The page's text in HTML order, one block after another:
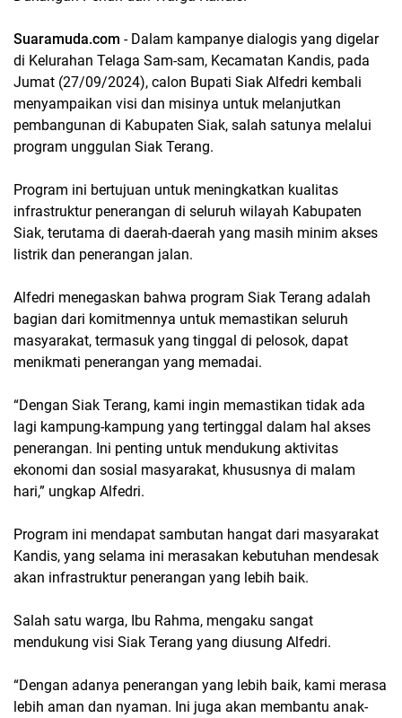
Suaramuda.com - Dalam kampanye dialogis yang digelar
di Kelurahan Telaga Sam-sam, Kecamatan Kandis, pada
Jumat (27/09/2024), calon Bupati Siak Alfedri kembali
menyampaikan visi dan misinya untuk melanjutkan
pembangunan di Kabupaten Siak, salah satunya melalui
program unggulan Siak Terang.
Program ini bertujuan untuk meningkatkan kualitas
infrastruktur penerangan di seluruh wilayah Kabupaten
Siak, terutama di daerah-daerah yang masih minim akses
listrik dan penerangan jalan.
Alfedri menegaskan bahwa program Siak Terang adalah
bagian dari komitmennya untuk memastikan seluruh
masyarakat, termasuk yang tinggal di pelosok, dapat
menikmati penerangan yang memadai.
“Dengan Siak Terang, kami ingin memastikan tidak ada
lagi kampung-kampung yang tertinggal dalam hal akses
penerangan. Ini penting untuk mendukung aktivitas
ekonomi dan sosial masyarakat, khususnya di malam
hari,” ungkap Alfedri.
Program ini mendapat sambutan hangat dari masyarakat
Kandis, yang selama ini merasakan kebutuhan mendesak
akan infrastruktur penerangan yang lebih baik.
Salah satu warga, Ibu Rahma, mengaku sangat
mendukung visi Siak Terang yang diusung Alfedri.
“Dengan adanya penerangan yang lebih baik, kami merasa
lebih aman dan nyaman. Ini juga akan membantu anak-